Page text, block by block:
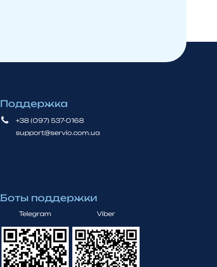
Поддержка
+38 (097) 537-0168
support@servio.com.ua
Боты поддержки
Telegram Viber